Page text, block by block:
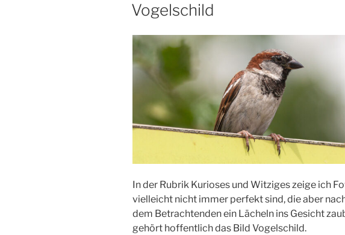
AM
Vogelschild
In der Rubrik Kurioses und Witziges zeige ich
vielleicht nicht immer perfekt sind, die aber
dem Betrachtenden ein Lächeln ins Gesicht
gehört hoffentlich das Bild Vogelschild.